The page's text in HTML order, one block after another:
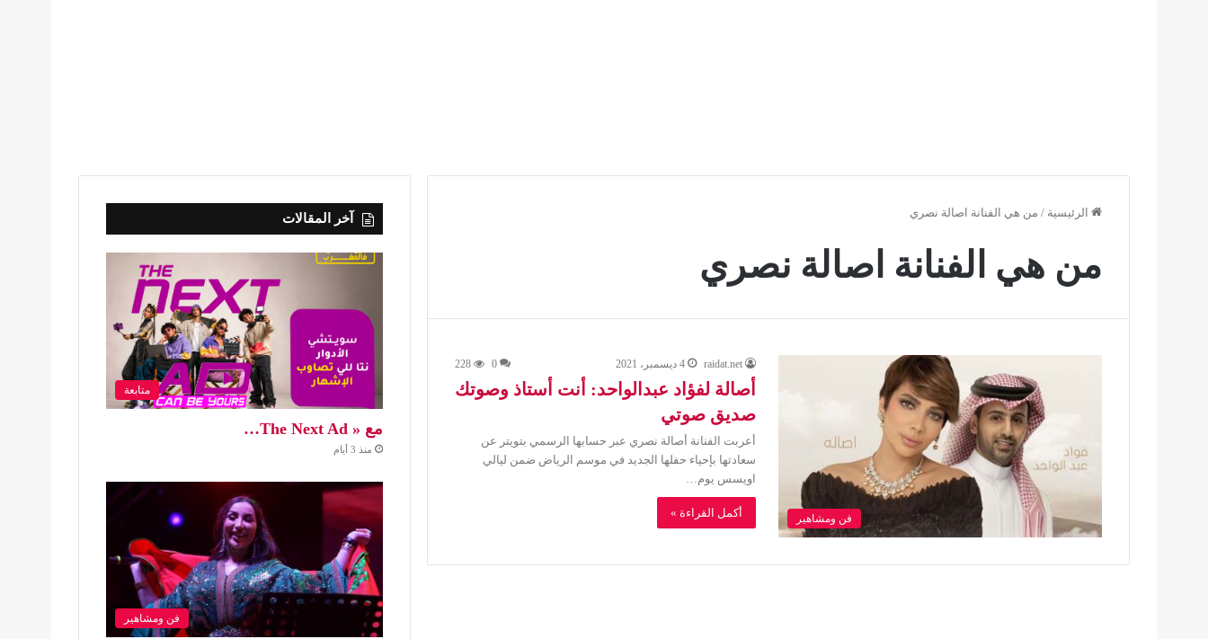
الرئيسية / من هي الفنانة اصالة نصري
من هي الفنانة اصالة نصري
فن ومشاهير
raidat.net 4 ديسمبر، 2021 0
228
أصالة لفؤاد عبدالواحد: أنت أستاذ وصوتك
صديق صوتي
أعربت الفنانة أصالة نصري عبر حسابها الرسمي بتويتر عن
سعادتها بإحياء حفلها الجديد في موسم الرياض ضمن ليالي
اويسس يوم…
أكمل القراءة »
آخر المقالات
متابعة
مع « The Next Ad…
منذ 3 أيام
فن ومشاهير